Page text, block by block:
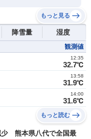
もっと見る
降雪量 湿度
観測値
32.7℃
12:35
31.9℃
13:58
31.6℃
14:00
もっと読む
少 熊本県八代で全国最